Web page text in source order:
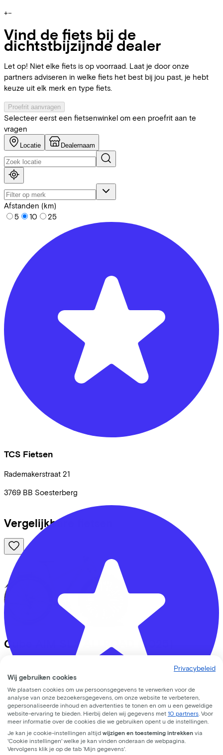
+−
Vind de fiets bij de
dichtstbijzijnde dealer
Let op! Niet elke fiets is op voorraad. Laat je door onze
partners adviseren in welke fiets het best bij jou past, je hebt
keuze uit elk merk en type fiets.
Proefrit aanvragen
Selecteer eerst een fietsenwinkel om een proefrit aan te
vragen
Locatie Dealernaam
Afstanden (km)
5
10 25
TCS Fietsen
Rademakerstraat 21
3769 BB Soesterberg
Trek Bicycle Amersfoort
Vergelijkbare fietsen
Cube AIM SLX ALLROAD (2025)
€26,42
Prijs
€799,00
Bespaar€468,81
Bekijk
Privacybeleid
Wij gebruiken cookies
We plaatsen cookies om uw persoonsgegevens te verwerken voor de
analyse van onze bezoekersgegevens, om onze website te verbeteren,
gepersonaliseerde inhoud en advertenties te tonen en om u een geweldige
website-ervaring te bieden. Hierbij delen wij gegevens met 10 partners . Voor
meer informatie over de cookies die we gebruiken opent u de instellingen.
Je kan je cookie-instellingen altijd wijzigen en toesteming intrekken via
'Cookie instellingen' welke je kan vinden onderaan de webpagina.
Vervolgens klik je op de tab ‘Mijn gegevens'.